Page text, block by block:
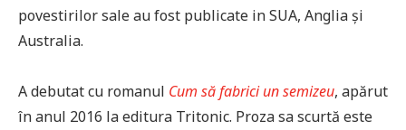
povestirilor sale au fost publicate in SUA, Anglia și
Australia.
A debutat cu romanul Cum să fabrici un semizeu, apărut
în anul 2016 la editura Tritonic. Proza sa scurtă este